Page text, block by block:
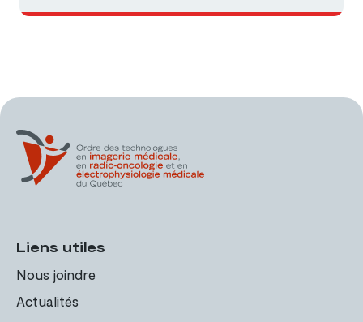
Liens utiles
Nous joindre
Actualités